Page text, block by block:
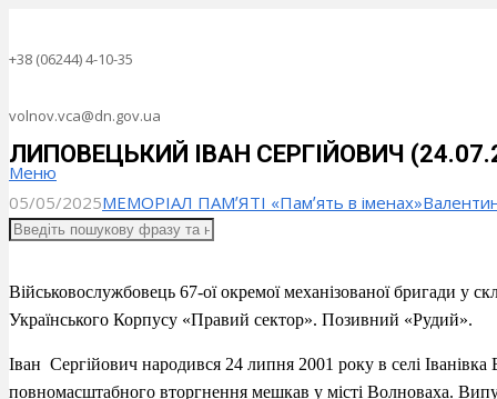
+38 (06244) 4-10-35
volnov.vca@dn.gov.ua
Меню
ЛИПОВЕЦЬКИЙ ІВАН СЕРГІЙОВИЧ
05/05/2025МЕМОРІАЛ ПАМʼЯТІ «Памʼять в іменах»
Військовослужбовець 67-ої окремої механізованої бригади у
Українського Корпусу «Правий сектор». Позивний «Рудий».
Іван Сергійович народився 24 липня 2001 року в селі
повномасштабного вторгнення мешкав у місті Волноваха.